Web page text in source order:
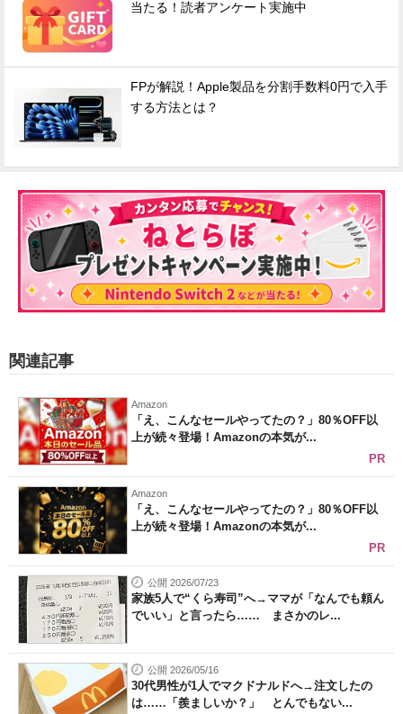
当たる！読者アンケート実施中
FPが解説！Apple製品を分割手数料0円で入手
する方法とは？
関連記事
Amazon
「え、こんなセールやってたの？」80％OFF以
上が続々登場！Amazonの本気が...
PR
Amazon
「え、こんなセールやってたの？」80％OFF以
上が続々登場！Amazonの本気が...
PR
公開 2026/07/23
家族5人で“くら寿司”へ→ママが「なんでも頼ん
でいい」と言ったら…… まさかのレ...
公開 2026/05/16
30代男性が1人でマクドナルドへ→注文したの
は……「羨ましいか？」 とんでもない...